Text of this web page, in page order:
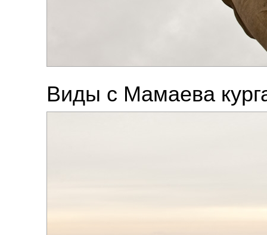
Виды с Мамаева